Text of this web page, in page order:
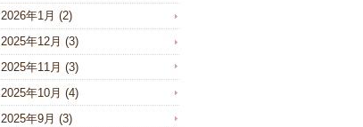
2026年1月 (2)
2025年12月 (3)
2025年11月 (3)
2025年10月 (4)
2025年9月 (3)